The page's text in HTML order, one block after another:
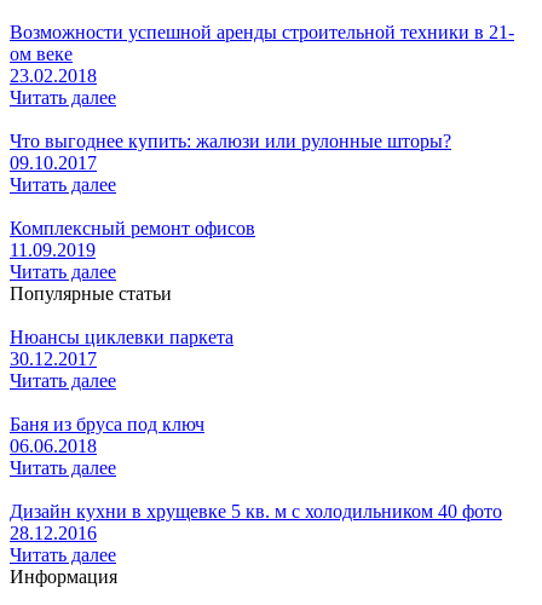
Возможности успешной аренды строительной техники в 21-
ом веке
23.02.2018
Читать далее
Что выгоднее купить: жалюзи или рулонные шторы?
09.10.2017
Читать далее
Комплексный ремонт офисов
11.09.2019
Читать далее
Популярные статьи
Нюансы циклевки паркета
30.12.2017
Читать далее
Баня из бруса под ключ
06.06.2018
Читать далее
Дизайн кухни в хрущевке 5 кв. м с холодильником 40 фото
28.12.2016
Читать далее
Информация